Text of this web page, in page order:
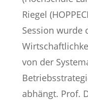
Riegel
Session wurde
von der
abhängt. Prof.